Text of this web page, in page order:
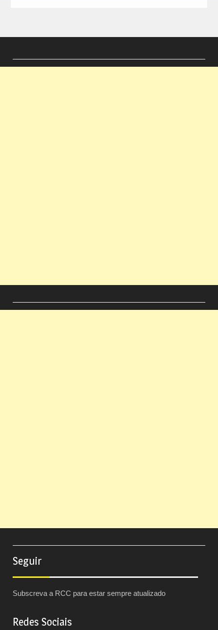
Seguir
Subscreva a RCC para estar sempre atualizado
Redes Sociais